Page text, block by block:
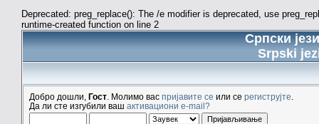
Deprecated: preg_replace(): The /e modifier is deprecated, use
runtime-created function on line 2
Српски
Srpski
Добро дошли, Гост . Молимо вас пријавите се или се региструјте
Да ли сте изгубили ваш активациони e-mail?